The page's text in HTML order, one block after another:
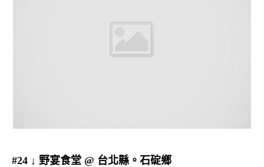
#24 ↓ 野宴食堂 @ 台北縣。石碇鄉